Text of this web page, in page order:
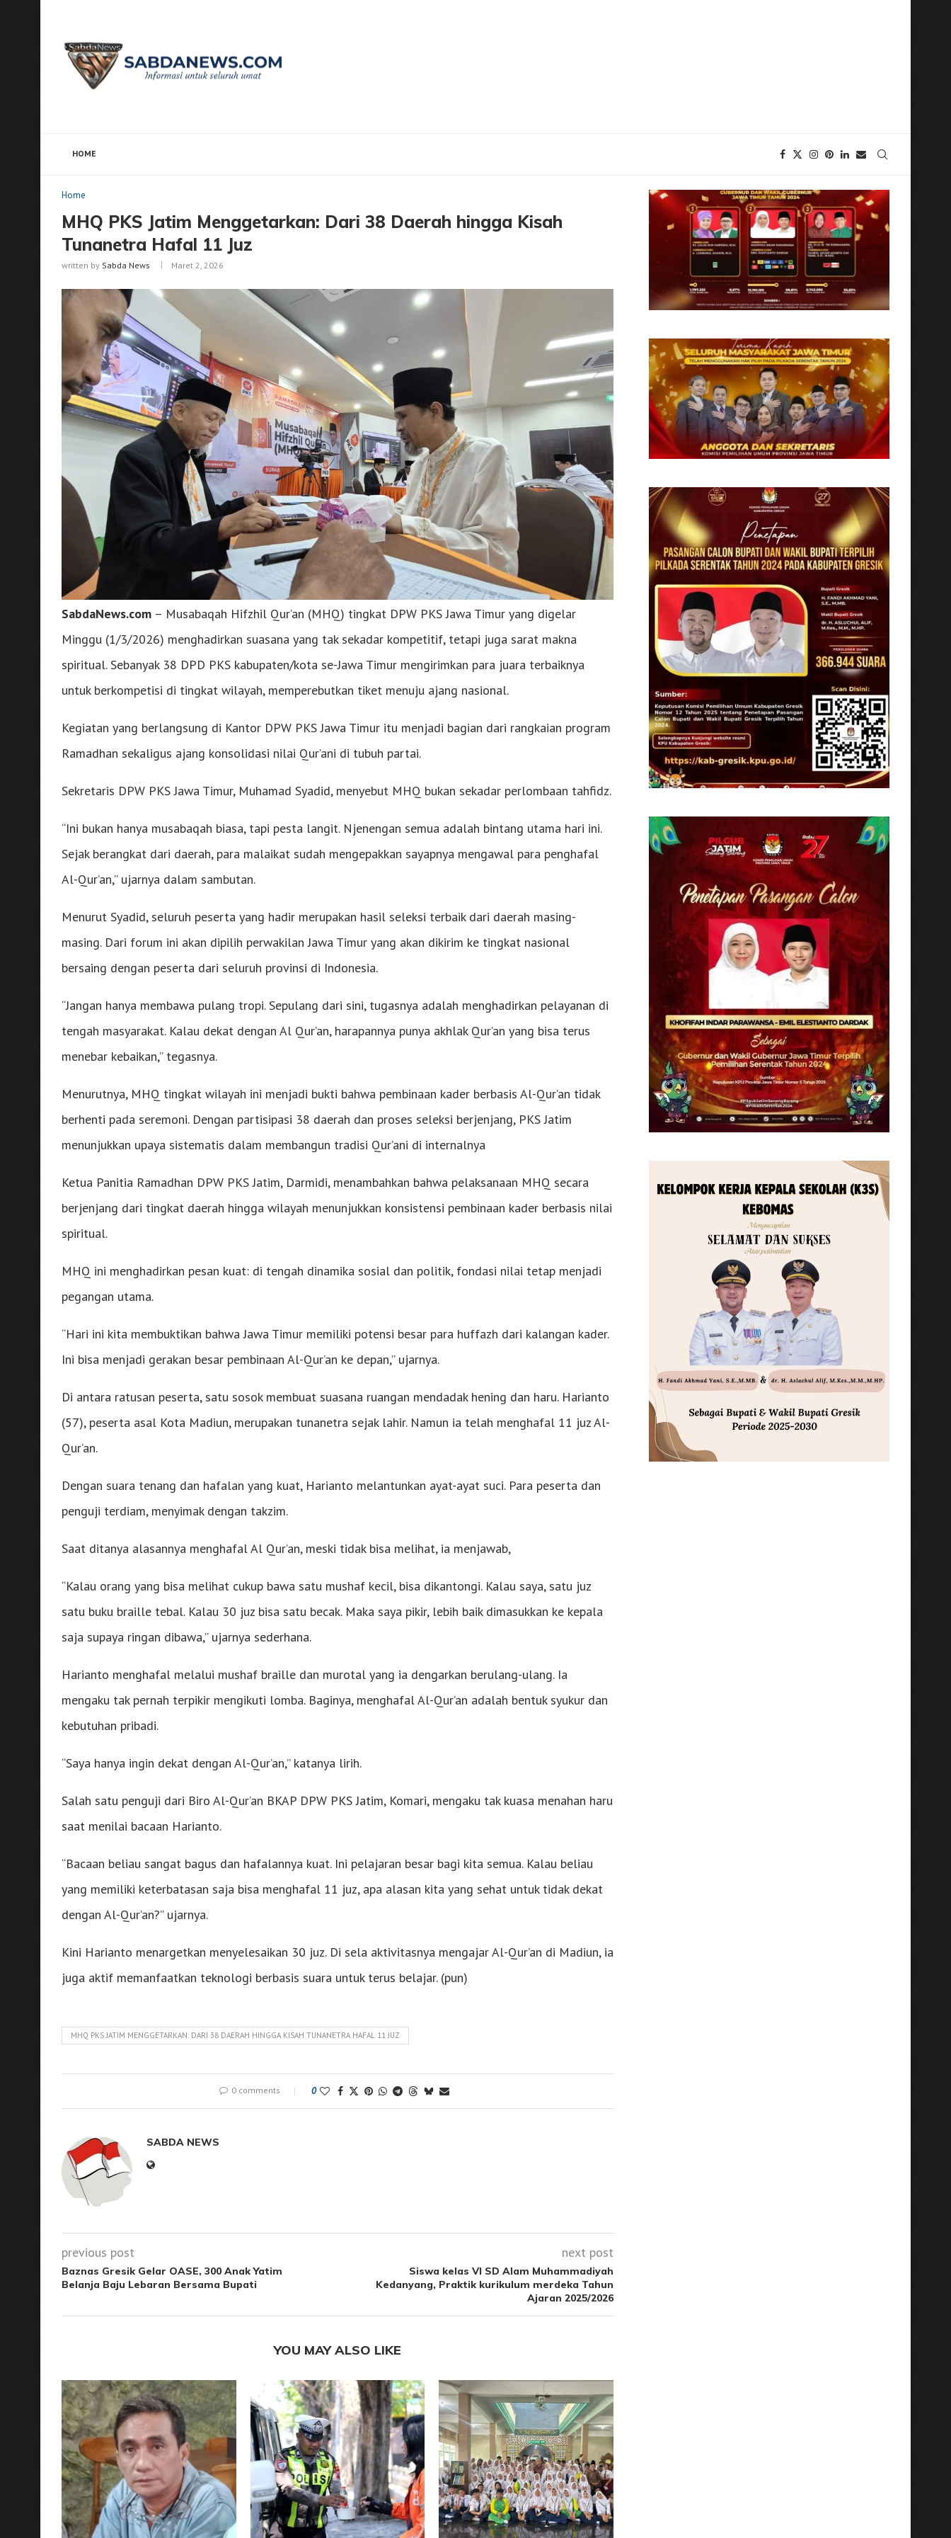
HOME
Home
MHQ PKS Jatim Menggetarkan: Dari 38 Daerah hingga Kisah
Tunanetra Hafal 11 Juz
written by Sabda News Maret 2, 2026
SabdaNews.com – Musabaqah Hifzhil Qur’an (MHQ) tingkat DPW PKS Jawa Timur yang digelar
Minggu (1/3/2026) menghadirkan suasana yang tak sekadar kompetitif, tetapi juga sarat makna
spiritual. Sebanyak 38 DPD PKS kabupaten/kota se-Jawa Timur mengirimkan para juara terbaiknya
untuk berkompetisi di tingkat wilayah, memperebutkan tiket menuju ajang nasional.
Kegiatan yang berlangsung di Kantor DPW PKS Jawa Timur itu menjadi bagian dari rangkaian program
Ramadhan sekaligus ajang konsolidasi nilai Qur’ani di tubuh partai.
Sekretaris DPW PKS Jawa Timur, Muhamad Syadid, menyebut MHQ bukan sekadar perlombaan tahfidz.
“Ini bukan hanya musabaqah biasa, tapi pesta langit. Njenengan semua adalah bintang utama hari ini.
Sejak berangkat dari daerah, para malaikat sudah mengepakkan sayapnya mengawal para penghafal
Al-Qur’an,” ujarnya dalam sambutan.
Menurut Syadid, seluruh peserta yang hadir merupakan hasil seleksi terbaik dari daerah masing-
masing. Dari forum ini akan dipilih perwakilan Jawa Timur yang akan dikirim ke tingkat nasional
bersaing dengan peserta dari seluruh provinsi di Indonesia.
“Jangan hanya membawa pulang tropi. Sepulang dari sini, tugasnya adalah menghadirkan pelayanan di
tengah masyarakat. Kalau dekat dengan Al Qur’an, harapannya punya akhlak Qur’an yang bisa terus
menebar kebaikan,” tegasnya.
Menurutnya, MHQ tingkat wilayah ini menjadi bukti bahwa pembinaan kader berbasis Al-Qur’an tidak
berhenti pada seremoni. Dengan partisipasi 38 daerah dan proses seleksi berjenjang, PKS Jatim
menunjukkan upaya sistematis dalam membangun tradisi Qur’ani di internalnya
Ketua Panitia Ramadhan DPW PKS Jatim, Darmidi, menambahkan bahwa pelaksanaan MHQ secara
berjenjang dari tingkat daerah hingga wilayah menunjukkan konsistensi pembinaan kader berbasis nilai
spiritual.
MHQ ini menghadirkan pesan kuat: di tengah dinamika sosial dan politik, fondasi nilai tetap menjadi
pegangan utama.
“Hari ini kita membuktikan bahwa Jawa Timur memiliki potensi besar para huffazh dari kalangan kader.
Ini bisa menjadi gerakan besar pembinaan Al-Qur’an ke depan,” ujarnya.
Di antara ratusan peserta, satu sosok membuat suasana ruangan mendadak hening dan haru. Harianto
(57), peserta asal Kota Madiun, merupakan tunanetra sejak lahir. Namun ia telah menghafal 11 juz Al-
Qur’an.
Dengan suara tenang dan hafalan yang kuat, Harianto melantunkan ayat-ayat suci. Para peserta dan
penguji terdiam, menyimak dengan takzim.
Saat ditanya alasannya menghafal Al Qur’an, meski tidak bisa melihat, ia menjawab,
“Kalau orang yang bisa melihat cukup bawa satu mushaf kecil, bisa dikantongi. Kalau saya, satu juz
satu buku braille tebal. Kalau 30 juz bisa satu becak. Maka saya pikir, lebih baik dimasukkan ke kepala
saja supaya ringan dibawa,” ujarnya sederhana.
Harianto menghafal melalui mushaf braille dan murotal yang ia dengarkan berulang-ulang. Ia
mengaku tak pernah terpikir mengikuti lomba. Baginya, menghafal Al-Qur’an adalah bentuk syukur dan
kebutuhan pribadi.
“Saya hanya ingin dekat dengan Al-Qur’an,” katanya lirih.
Salah satu penguji dari Biro Al-Qur’an BKAP DPW PKS Jatim, Komari, mengaku tak kuasa menahan haru
saat menilai bacaan Harianto.
“Bacaan beliau sangat bagus dan hafalannya kuat. Ini pelajaran besar bagi kita semua. Kalau beliau
yang memiliki keterbatasan saja bisa menghafal 11 juz, apa alasan kita yang sehat untuk tidak dekat
dengan Al-Qur’an?” ujarnya.
Kini Harianto menargetkan menyelesaikan 30 juz. Di sela aktivitasnya mengajar Al-Qur’an di Madiun, ia
juga aktif memanfaatkan teknologi berbasis suara untuk terus belajar. (pun)
MHQ PKS JATIM MENGGETARKAN: DARI 38 DAERAH HINGGA KISAH TUNANETRA HAFAL 11 JUZ
0 comments 0
SABDA NEWS
previous post
Baznas Gresik Gelar OASE, 300 Anak Yatim
Belanja Baju Lebaran Bersama Bupati
next post
Siswa kelas VI SD Alam Muhammadiyah
Kedanyang, Praktik kurikulum merdeka Tahun
Ajaran 2025/2026
YOU MAY ALSO LIKE